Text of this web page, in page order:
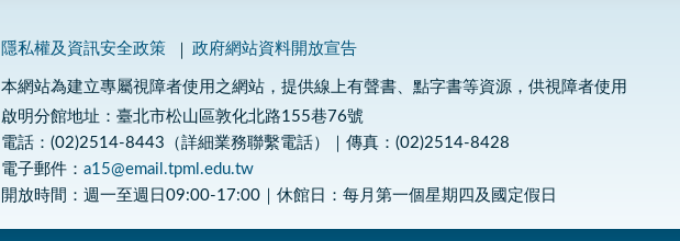
隱私權及資訊安全政策 政府網站資料開放宣告
本網站為建立專屬視障者使用之網站，提供線上有聲書、點字書等資源，供視障者使用
啟明分館地址：臺北市松山區敦化北路155巷76號
電話：(02)2514-8443（詳細業務聯繫電話）｜傳真：(02)2514-8428
電子郵件：a15@email.tpml.edu.tw
開放時間：週一至週日09:00-17:00｜休館日：每月第一個星期四及國定假日